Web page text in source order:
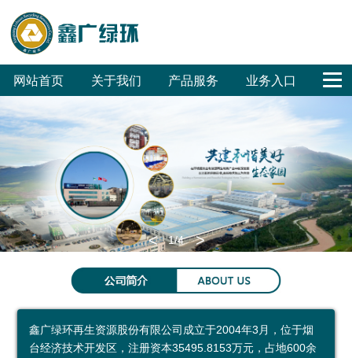
网站首页 关于我们
司
概
况
广
文
化
作
客
户
系
我
们
集
成
员
产品服务
收
体
系
无
害
化
置
汽
车
拆
解
旧
家
电
拆
解
普
废
业务入口
招
标
工
程
招
标
司
OA
环保科普
环
保
展
普
公
参
观
预
1/4
< >
鑫广绿环再生资源股份有限公司成立于2004年3月，位于烟
台经济技术开发区，注册资本35495.8153万元，占地600余